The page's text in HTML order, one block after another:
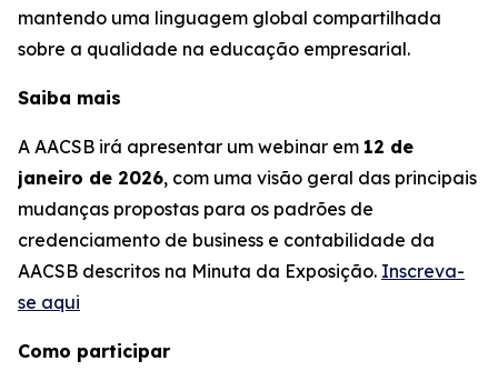
mantendo uma linguagem global compartilhada
sobre a qualidade na educação empresarial.
Saiba mais
A AACSB irá apresentar um webinar em 12 de
janeiro de 2026, com uma visão geral das principais
mudanças propostas para os padrões de
credenciamento de business e contabilidade da
AACSB descritos na Minuta da Exposição. Inscreva-
se aqui
Como participar